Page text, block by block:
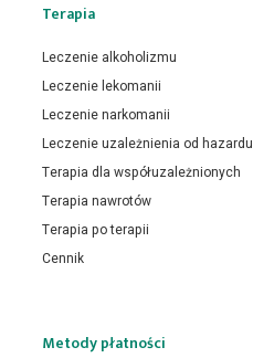
Terapia
Leczenie alkoholizmu
Leczenie lekomanii
Leczenie narkomanii
Leczenie uzależnienia od hazardu
Terapia dla współuzależnionych
Terapia nawrotów
Terapia po terapii
Cennik
Metody płatności